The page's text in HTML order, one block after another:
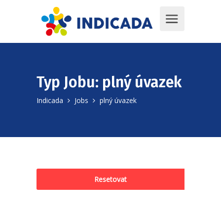
Typ Jobu: plný úvazek
Indicada Jobs plný úvazek
Resetovat